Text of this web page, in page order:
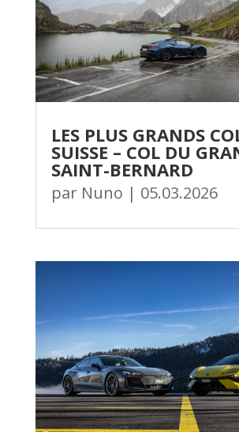
LES PLUS GRANDS
SUISSE – COL DU
SAINT-BERNARD
par Nuno | 05.03.2026